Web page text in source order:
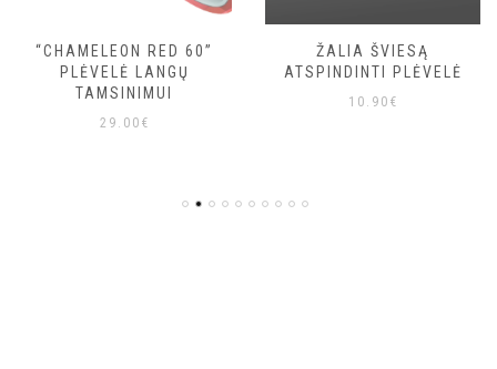
“CHAMELEON RED 60”
PLĖVELĖ LANGŲ
TAMSINIMUI
29.00 €
ŽALIA ŠVIESĄ
ATSPINDINTI PLĖVELĖ
10.90 €